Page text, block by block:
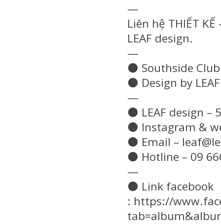
—
Liên hệ THIẾT
LEAF design.
—
⚫️ Southside
⚫️ Design by
—
⚫️ LEAF design –
⚫️ Instagram &
⚫️ Email –
⚫️ Hotline – 09
—
⚫️ Link facebook
: https://